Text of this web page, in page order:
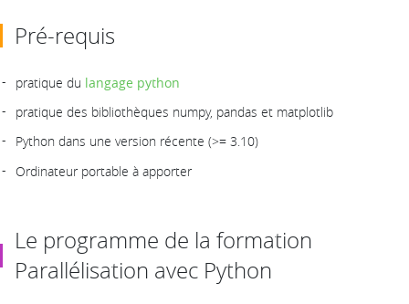
Pré-requis
pratique du langage python
pratique des bibliothèques numpy, pandas et matplotlib
Python dans une version récente (>= 3.10)
Ordinateur portable à apporter
Le programme de la formation
Parallélisation avec Python